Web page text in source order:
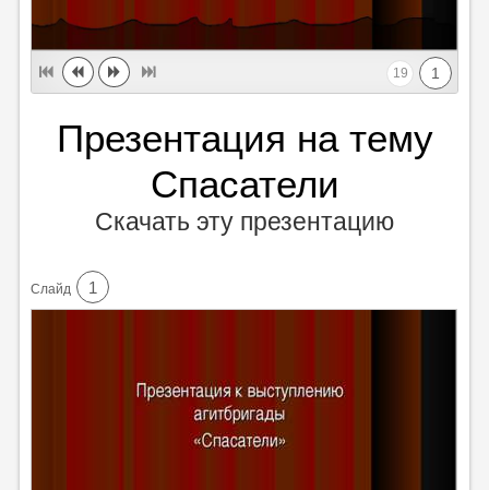
1
19
Презентация на тему
Спасатели
Скачать эту презентацию
Cлайд 1